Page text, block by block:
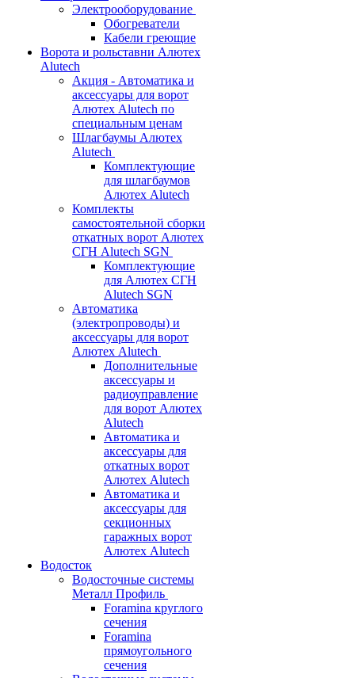
Электрооборудование
Обогреватели
Кабели греющие
Ворота и рольставни Алютех
Alutech
Акция - Автоматика и
аксессуары для ворот
Алютех Alutech по
специальным ценам
Шлагбаумы Алютех
Alutech
Комплектующие
для шлагбаумов
Алютех Alutech
Комплекты
самостоятельной сборки
откатных ворот Алютех
СГН Alutech SGN
Комплектующие
для Алютех СГН
Alutech SGN
Автоматика
(электропроводы) и
аксессуары для ворот
Алютех Alutech
Дополнительные
аксессуары и
радиоуправление
для ворот Алютех
Alutech
Автоматика и
аксессуары для
откатных ворот
Алютех Alutech
Автоматика и
аксессуары для
секционных
гаражных ворот
Алютех Alutech
Водосток
Водосточные системы
Металл Профиль
Foramina круглого
сечения
Foramina
прямоугольного
сечения